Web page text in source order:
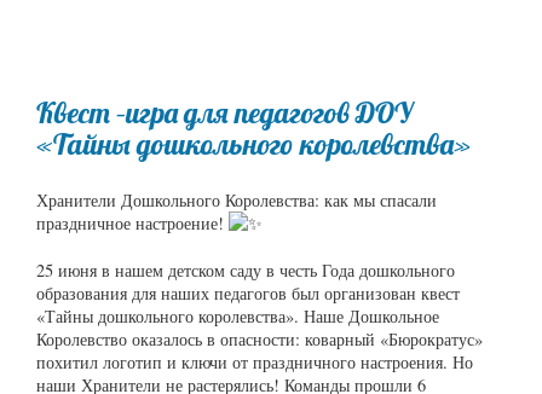
Квест –игра для педагогов ДОУ
«Тайны дошкольного королевства»
Хранители Дошкольного Королевства: как мы спасали
праздничное настроение!
25 июня в нашем детском саду в честь Года дошкольного
образования для наших педагогов был организован квест
«Тайны дошкольного королевства». Наше Дошкольное
Королевство оказалось в опасности: коварный «Бюрократус»
похитил логотип и ключи от праздничного настроения. Но
наши Хранители не растерялись! Команды прошли 6